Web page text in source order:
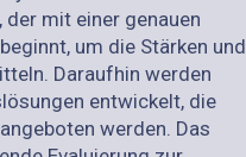
mit einer genauen
um die Stärken und
Daraufhin werden
entwickelt, die
werden. Das